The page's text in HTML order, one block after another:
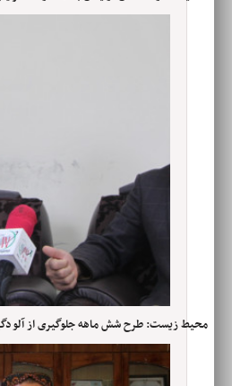
محیط زیست: طرح شش ماهه جلوگیری از